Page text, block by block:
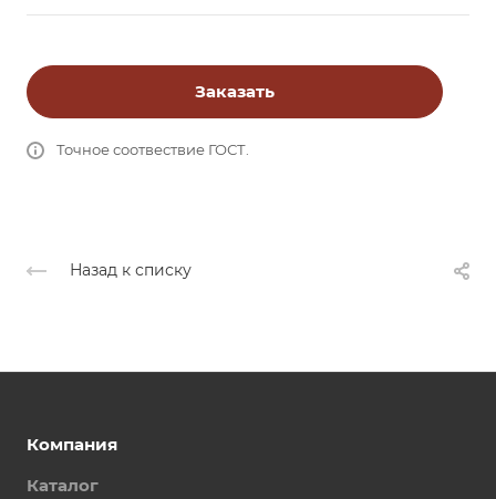
Заказать
Точное соотвествие ГОСТ.
Назад к списку
Компания
Каталог